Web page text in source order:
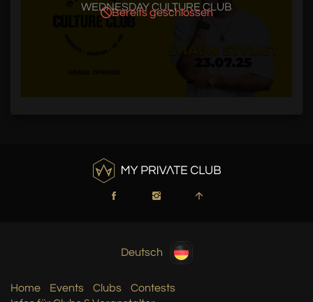
WEDNESDAY CULTURE CLUB
Bereits geschlossen
Deutsch
Home Events Clubs
Contests